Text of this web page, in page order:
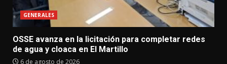
GENERALES
OSSE avanza en la licitación para completar redes
de agua y cloaca en El Martillo
6 de agosto de 2026